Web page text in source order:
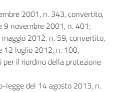
2001, n. 343, convertito,
9 novembre 2001, n. 401;
2012, n. 59, convertito,
12 luglio 2012, n. 100,
il riordino della protezione
legge del 14 agosto 2013, n.